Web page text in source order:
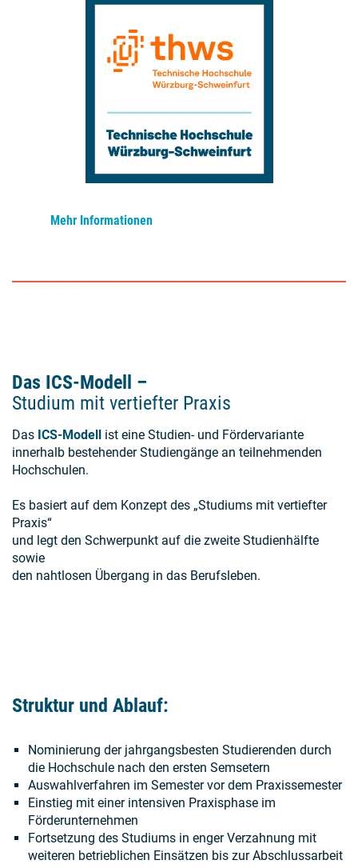
Mehr Informationen
Das ICS-Modell –
Studium mit vertiefter Praxis
Das ICS-Modell ist eine Studien- und Fördervariante
innerhalb bestehender Studiengänge an teilnehmenden
Hochschulen.
Es basiert auf dem Konzept des „Studiums mit vertiefter
Praxis“
und legt den Schwerpunkt auf die zweite Studienhälfte
sowie
den nahtlosen Übergang in das Berufsleben.
Struktur und Ablauf:
Nominierung der jahrgangsbesten Studierenden durch
die Hochschule nach den ersten Semsetern
Auswahlverfahren im Semester vor dem Praxissemester
Einstieg mit einer intensiven Praxisphase im
Förderunternehmen
Fortsetzung des Studiums in enger Verzahnung mit
weiteren betrieblichen Einsätzen bis zur Abschlussarbeit